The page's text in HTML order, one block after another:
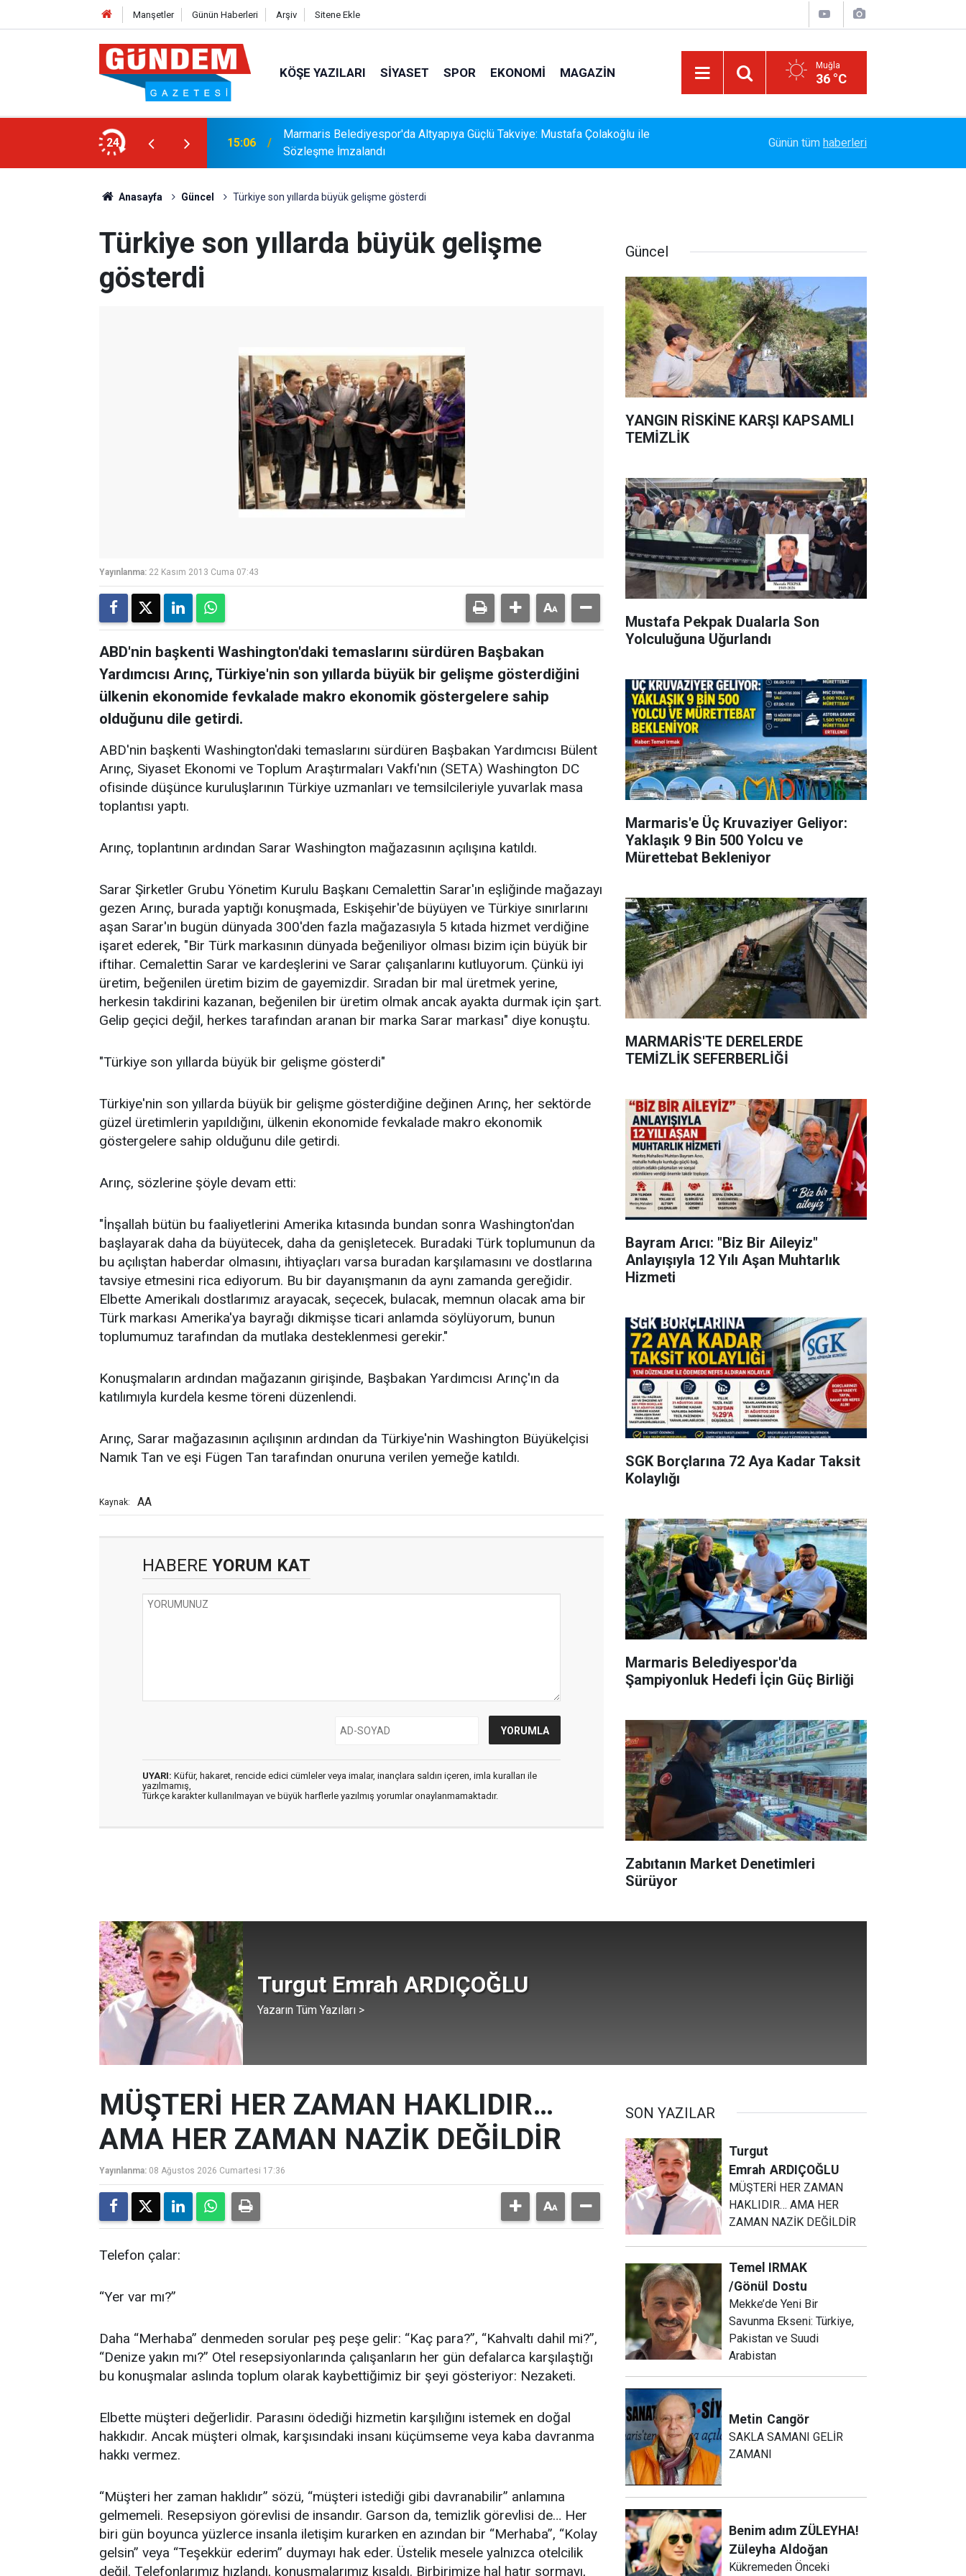
Manşetler Günün Haberleri Arşiv Sitene Ekle
KÖŞE YAZILARI SIYASET SPOR EKONOMI MAGAZIN Muğla
36 °C
24 15:06
Marmaris Belediyespor'da Altyapıya Güçlü Takviye: Mustafa Çolakoğlu ile
Sözleşme İmzalandı
Tamamladı
Günün tüm haberleri
Anasayfa Güncel Türkiye son yıllarda büyük gelişme gösterdi
Türkiye son yıllarda büyük gelişme
gösterdi
Yayınlanma: 22 Kasım 2013 Cuma 07:43
ABD'nin başkenti Washington'daki temaslarını sürdüren Başbakan
Yardımcısı Arınç, Türkiye'nin son yıllarda büyük bir gelişme gösterdiğini
ülkenin ekonomide fevkalade makro ekonomik göstergelere sahip
olduğunu dile getirdi.
ABD'nin başkenti Washington'daki temaslarını sürdüren Başbakan Yardımcısı Bülent
Arınç, Siyaset Ekonomi ve Toplum Araştırmaları Vakfı'nın (SETA) Washington DC
ofisinde düşünce kuruluşlarının Türkiye uzmanları ve temsilcileriyle yuvarlak masa
toplantısı yaptı.
Arınç, toplantının ardından Sarar Washington mağazasının açılışına katıldı.
Sarar Şirketler Grubu Yönetim Kurulu Başkanı Cemalettin Sarar'ın eşliğinde mağazayı
gezen Arınç, burada yaptığı konuşmada, Eskişehir'de büyüyen ve Türkiye sınırlarını
aşan Sarar'ın bugün dünyada 300'den fazla mağazasıyla 5 kıtada hizmet verdiğine
işaret ederek, "Bir Türk markasının dünyada beğeniliyor olması bizim için büyük bir
iftihar. Cemalettin Sarar ve kardeşlerini ve Sarar çalışanlarını kutluyorum. Çünkü iyi
üretim, beğenilen üretim bizim de gayemizdir. Sıradan bir mal üretmek yerine,
herkesin takdirini kazanan, beğenilen bir üretim olmak ancak ayakta durmak için şart.
Gelip geçici değil, herkes tarafından aranan bir marka Sarar markası" diye konuştu.
"Türkiye son yıllarda büyük bir gelişme gösterdi"
Türkiye'nin son yıllarda büyük bir gelişme gösterdiğine değinen Arınç, her sektörde
güzel üretimlerin yapıldığını, ülkenin ekonomide fevkalade makro ekonomik
göstergelere sahip olduğunu dile getirdi.
Arınç, sözlerine şöyle devam etti:
"İnşallah bütün bu faaliyetlerini Amerika kıtasında bundan sonra Washington'dan
başlayarak daha da büyütecek, daha da genişletecek. Buradaki Türk toplumunun da
bu açılıştan haberdar olmasını, ihtiyaçları varsa buradan karşılamasını ve dostlarına
tavsiye etmesini rica ediyorum. Bu bir dayanışmanın da aynı zamanda gereğidir.
Elbette Amerikalı dostlarımız arayacak, seçecek, bulacak, memnun olacak ama bir
Türk markası Amerika'ya bayrağı dikmişse ticari anlamda söylüyorum, bunun
toplumumuz tarafından da mutlaka desteklenmesi gerekir."
Konuşmaların ardından mağazanın girişinde, Başbakan Yardımcısı Arınç'ın da
katılımıyla kurdela kesme töreni düzenlendi.
Arınç, Sarar mağazasının açılışının ardından da Türkiye'nin Washington Büyükelçisi
Namık Tan ve eşi Fügen Tan tarafından onuruna verilen yemeğe katıldı.
Kaynak: AA
HABERE YORUM KAT
UYARI: Küfür, hakaret, rencide edici cümleler veya imalar, inançlara saldırı içeren, imla kuralları ile
yazılmamış,
Türkçe karakter kullanılmayan ve büyük harflerle yazılmış yorumlar onaylanmamaktadır.
Güncel
YANGIN RİSKİNE KARŞI KAPSAMLI
TEMİZLİK
Mustafa Pekpak Dualarla Son
Yolculuğuna Uğurlandı
Marmaris'e Üç Kruvaziyer Geliyor:
Yaklaşık 9 Bin 500 Yolcu ve
Mürettebat Bekleniyor
MARMARİS'TE DERELERDE
TEMİZLİK SEFERBERLİĞİ
Bayram Arıcı: "Biz Bir Aileyiz"
Anlayışıyla 12 Yılı Aşan Muhtarlık
Hizmeti
SGK Borçlarına 72 Aya Kadar Taksit
Kolaylığı
Marmaris Belediyespor'da
Şampiyonluk Hedefi İçin Güç Birliği
Zabıtanın Market Denetimleri
Sürüyor
Turgut Emrah ARDIÇOĞLU
Yazarın Tüm Yazıları >
MÜŞTERİ HER ZAMAN HAKLIDIR…
AMA HER ZAMAN NAZİK DEĞİLDİR
Yayınlanma: 08 Ağustos 2026 Cumartesi 17:36
Telefon çalar:
“Yer var mı?”
Daha “Merhaba” denmeden sorular peş peşe gelir: “Kaç para?”, “Kahvaltı dahil mi?”,
“Denize yakın mı?” Otel resepsiyonlarında çalışanların her gün defalarca karşılaştığı
bu konuşmalar aslında toplum olarak kaybettiğimiz bir şeyi gösteriyor: Nezaketi.
Elbette müşteri değerlidir. Parasını ödediği hizmetin karşılığını istemek en doğal
hakkıdır. Ancak müşteri olmak, karşısındaki insanı küçümseme veya kaba davranma
hakkı vermez.
“Müşteri her zaman haklıdır” sözü, “müşteri istediği gibi davranabilir” anlamına
gelmemeli. Resepsiyon görevlisi de insandır. Garson da, temizlik görevlisi de… Her
biri gün boyunca yüzlerce insanla iletişim kurarken en azından bir “Merhaba”, “Kolay
gelsin” veya “Teşekkür ederim” duymayı hak eder. Üstelik mesele yalnızca otelcilik
değil. Telefonlarımız hızlandı, konuşmalarımız kısaldı. Birbirimize hal hatır sormayı,
SON YAZILAR
Turgut
Emrah ARDIÇOĞLU
MÜŞTERİ HER ZAMAN
HAKLIDIR… AMA HER
ZAMAN NAZİK DEĞİLDİR
Temel IRMAK
/Gönül
Dostu
Mekke’de Yeni Bir
Savunma Ekseni: Türkiye,
Pakistan ve Suudi
Arabistan
Metin Cangör
SAKLA SAMANI GELİR
ZAMANI
Benim adım ZÜLEYHA!
Züleyha Aldoğan
Kükremeden Önceki